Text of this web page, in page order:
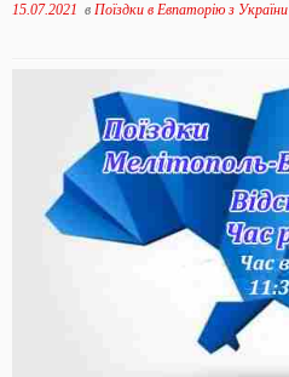
15.07.2021 в Поїздки в Евпаторію з України